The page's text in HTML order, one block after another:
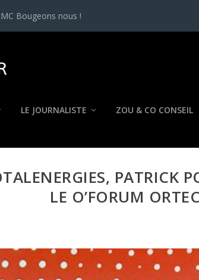
Bougeons nous !
LE JOURNALISTE ZOU & CO CONSEIL
PATRICK
LE O’FORUM ORTEC